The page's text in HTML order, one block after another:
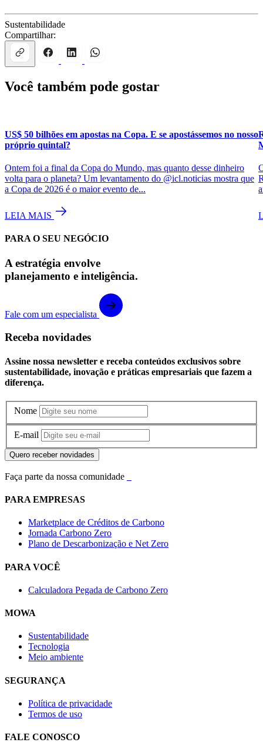
Sustentabilidade
Compartilhar:
Você também pode gostar
US$ 50 bilhões em apostas na Copa. E se apostássemos no nosso
próprio quintal?
Ontem foi a final da Copa do Mundo, mas quanto desse dinheiro
volta para o planeta? Um levantamento do @icl.noticias mostra que
a Copa de 2026 é o maior evento de...
LEIA MAIS
PARA O SEU NEGÓCIO
A estratégia envolve
planejamento e inteligência.
Fale com um especialista
Receba novidades
Assine nossa newsletter e receba conteúdos exclusivos sobre
sustentabilidade, inovação e práticas empresariais que fazem a
diferença.
Nome
E-mail
Quero receber novidades
Faça parte da nossa comunidade
PARA EMPRESAS
Marketplace de Créditos de Carbono
Jornada Carbono Zero
Plano de Descarbonização e Net Zero
PARA VOCÊ
Calculadora Pegada de Carbono Zero
MOWA
Sustentabilidade
Tecnologia
Meio ambiente
SEGURANÇA
Política de privacidade
Termos de uso
FALE CONOSCO